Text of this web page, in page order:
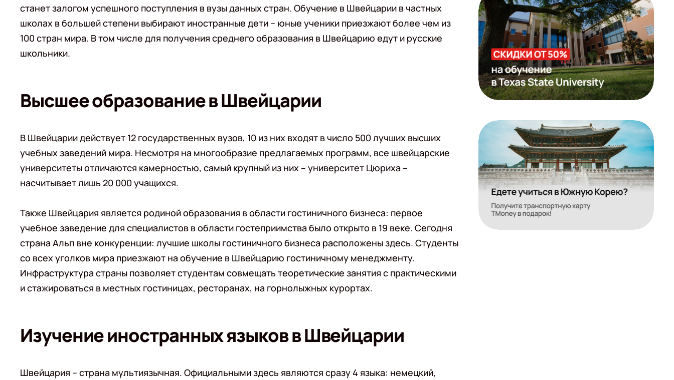
станет залогом успешного поступления в вузы данных стран. Обучение в Швейцарии в частных
школах в большей степени выбирают иностранные дети – юные ученики приезжают более чем из
100 стран мира. В том числе для получения среднего образования в Швейцарию едут и русские
школьники.
Высшее образование в Швейцарии
В Швейцарии действует 12 государственных вузов, 10 из них входят в число 500 лучших высших
учебных заведений мира. Несмотря на многообразие предлагаемых программ, все швейцарские
университеты отличаются камерностью, самый крупный из них – университет Цюриха –
насчитывает лишь 20 000 учащихся.
Также Швейцария является родиной образования в области гостиничного бизнеса: первое
учебное заведение для специалистов в области гостеприимства было открыто в 19 веке. Сегодня
страна Альп вне конкуренции: лучшие школы гостиничного бизнеса расположены здесь. Студенты
со всех уголков мира приезжают на обучение в Швейцарию гостиничному менеджменту.
Инфраструктура страны позволяет студентам совмещать теоретические занятия с практическими
и стажироваться в местных гостиницах, ресторанах, на горнолыжных курортах.
Изучение иностранных языков в Швейцарии
Швейцария – страна мультиязычная. Официальными здесь являются сразу 4 языка: немецкий,